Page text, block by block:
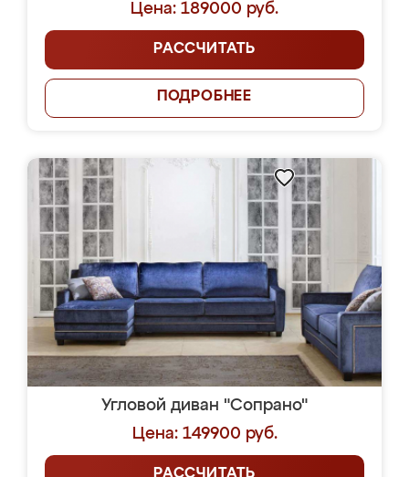
Цена: 189000 руб.
РАССЧИТАТЬ
ПОДРОБНЕЕ
Угловой диван "Сопрано"
Цена: 149900 руб.